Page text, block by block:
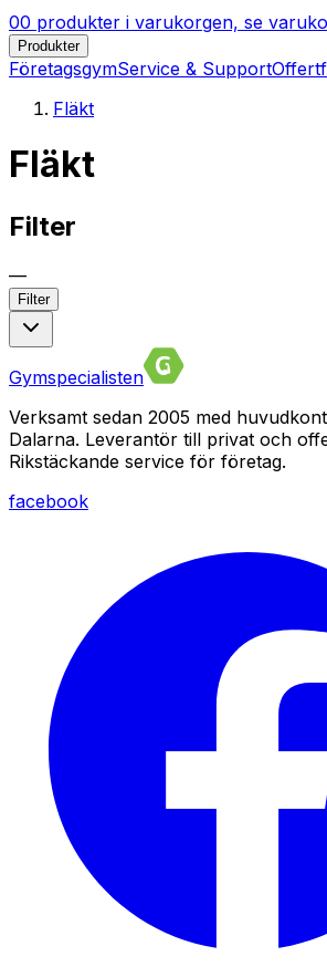
00 produkter i varukorgen, se
Produkter
FöretagsgymService & Support
Fläkt
Fläkt
Filter
—
Filter
Gymspecialisten
Verksamt sedan 2005 med
Dalarna. Leverantör till privat och
Rikstäckande service för företag.
facebook